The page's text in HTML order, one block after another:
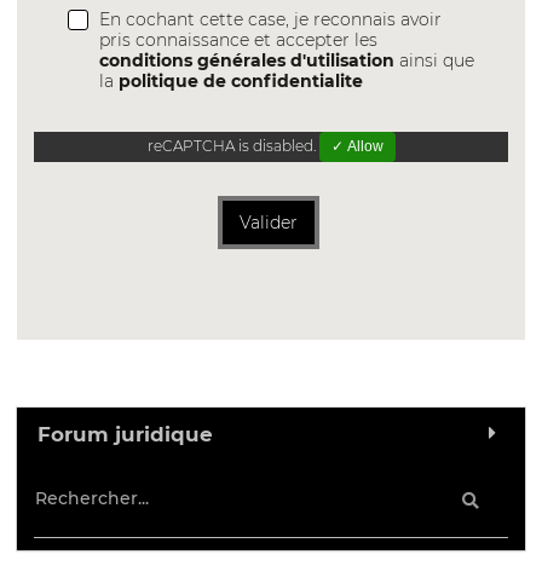
En cochant cette case, je reconnais avoir
pris connaissance et accepter les
conditions générales d'utilisation ainsi que
la politique de confidentialite
reCAPTCHA is disabled. ✓ Allow
Valider
Forum juridique